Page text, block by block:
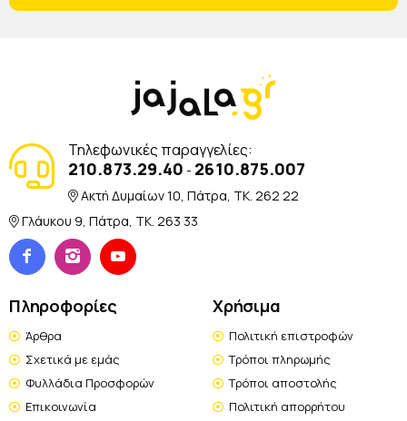
Τηλεφωνικές παραγγελίες:
210.873.29.40 - 2610.875.007
Ακτή Δυμαίων 10, Πάτρα, TK. 262 22
Γλάυκου 9, Πάτρα, TK. 263 33
Πληροφορίες
Άρθρα
Σχετικά με εμάς
Φυλλάδια Προσφορών
Επικοινωνία
Χρήσιμα
Πολιτική επιστροφών
Τρόποι πληρωμής
Τρόποι αποστολής
Πολιτική απορρήτου